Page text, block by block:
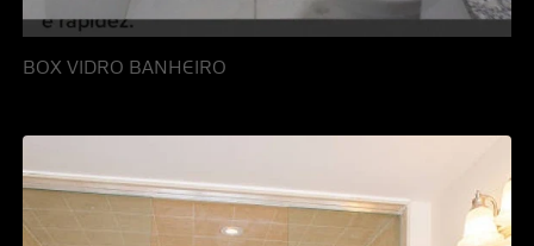
BOX VIDRO BANHEIRO